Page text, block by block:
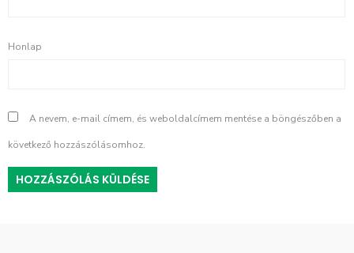
Honlap
A nevem, e-mail címem, és weboldalcímem mentése a böngészőben a
következő hozzászólásomhoz.